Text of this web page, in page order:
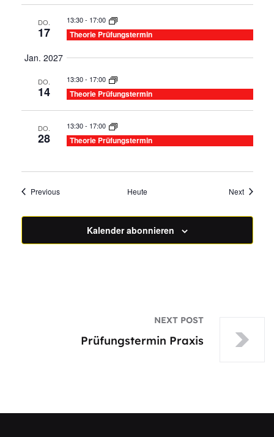
DO.
17
13:30- 17:00
Theorie Prüfungstermin
Jan. 2027
DO.
14
13:30- 17:00
Theorie Prüfungstermin
DO.
28
13:30- 17:00
Theorie Prüfungstermin
PreviousVeranstaltungen Heute Next
Kalender abonnieren
NEXT POST
Prüfungstermin Praxis